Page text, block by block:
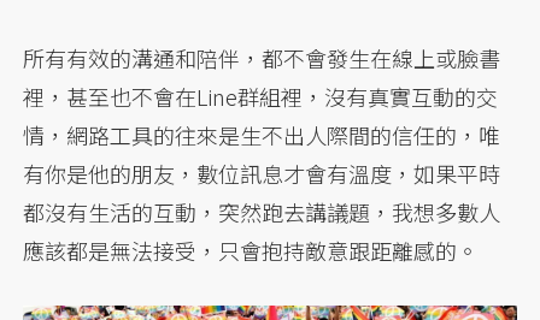
所有有效的溝通和陪伴，都不會發生在線上或臉書
裡，甚至也不會在Line群組裡，沒有真實互動的交
情，網路工具的往來是生不出人際間的信任的，唯
有你是他的朋友，數位訊息才會有溫度，如果平時
都沒有生活的互動，突然跑去講議題，我想多數人
應該都是無法接受，只會抱持敵意跟距離感的。